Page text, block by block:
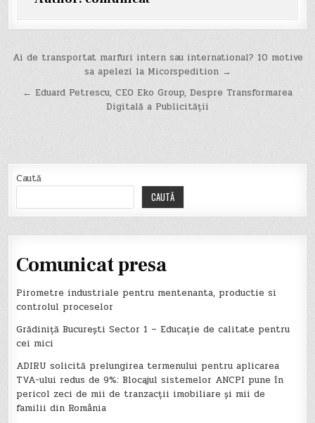
Navigare
articole
Ai de transportat marfuri intern sau international? 10 motive
sa apelezi la Micorspedition →
← Eduard Petrescu, CEO Eko Group, Despre Transformarea
Digitală a Publicității
Caută
CAUTĂ
Comunicat presa
Pirometre industriale pentru mentenanta, productie si
controlul proceselor
Grădiniță București Sector 1 – Educație de calitate pentru
cei mici
ADIRU solicită prelungirea termenului pentru aplicarea
TVA-ului redus de 9%: Blocajul sistemelor ANCPI pune în
pericol zeci de mii de tranzacții imobiliare și mii de
familii din România